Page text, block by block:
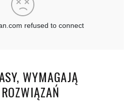
WYMAGAJĄ